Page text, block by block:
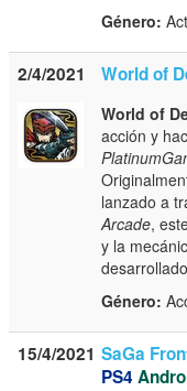
Género:
2/4/2021 World of
World of
acción y
lanzado a
Arcade,
y la
Género:
15/4/2021 SaGa
PS4